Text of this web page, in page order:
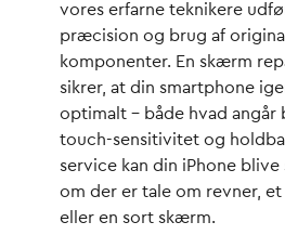
vores erfarne teknikere
præcision og brug af
komponenter. En skærm
sikrer, at din smartphone
optimalt – både hvad angår
touch-sensitivitet og
service kan din iPhone blive
om der er tale om revner,
eller en sort skærm.